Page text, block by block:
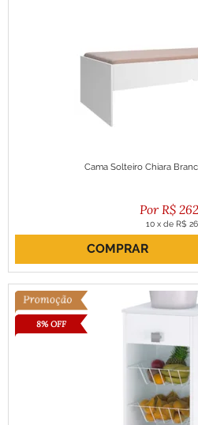
Cama Solteiro Chiara
R$
10 x de R$
ou R$ 236,58 no
COMPRAR
8% OFF